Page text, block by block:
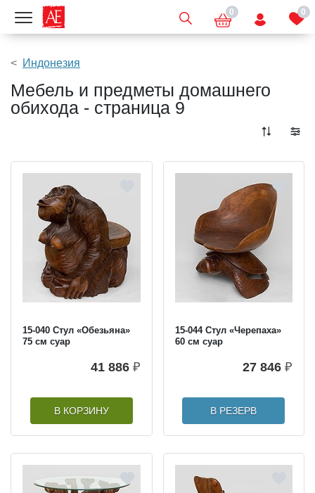
Показать меню 0 0
Индонезия
Мебель и предметы домашнего
обихода - страница 9
15-040 Стул «Обезьяна»
75 см суар
41 886 ₽
В КОРЗИНУ
15-044 Стул «Черепаха»
60 см суар
27 846 ₽
В РЕЗЕРВ